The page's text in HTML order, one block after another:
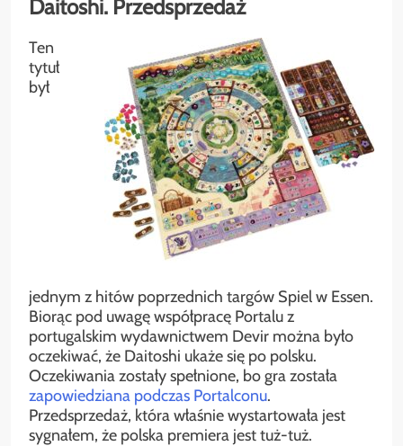
Daitoshi. Przedsprzedaż
Ten
tytuł
był
jednym z hitów poprzednich targów Spiel w Essen.
Biorąc pod uwagę współpracę Portalu z
portugalskim wydawnictwem Devir można było
oczekiwać, że Daitoshi ukaże się po polsku.
Oczekiwania zostały spełnione, bo gra została
zapowiedziana podczas Portalconu.
Przedsprzedaż, która właśnie wystartowała jest
sygnałem, że polska premiera jest tuż-tuż.